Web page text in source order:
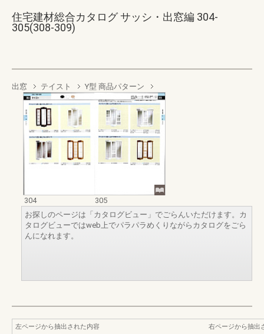
住宅建材総合カタログ サッシ・出窓編 304-
305(308-309)
出窓 テイスト Y型 商品パターン
304
305
お探しのページは「カタログビュー」でごらんいただけます。カ
タログビューではweb上でパラパラめくりながらカタログをごら
んになれます。
左ページから抽出された内容
右ページから抽出